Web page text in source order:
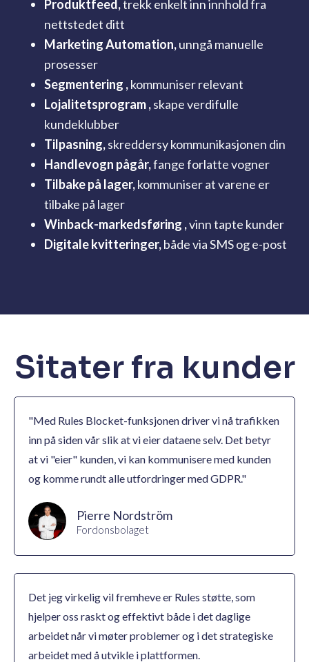
Produktfeed,trekk enkelt inn innhold fra
nettstedet ditt
Marketing Automation,unngå manuelle
prosesser
Segmentering ,kommuniser relevant
Lojalitetsprogram,skape verdifulle
kundeklubber
Tilpasning,skreddersy kommunikasjonen din
Handlevogn pågår,fange forlatte vogner
Tilbake på lager,kommuniser at varene er
tilbake på lager
Winback-markedsføring ,vinn tapte kunder
Digitale kvitteringer,både via SMS og e-post
Sitater fra kunder
"Med Rules Blocket-funksjonen driver vi nå trafikken
inn på siden vår slik at vi eier dataene selv. Det betyr
at vi "eier" kunden, vi kan kommunisere med kunden
og komme rundt alle utfordringer med GDPR."
Pierre Nordström
Fordonsbolaget
Det jeg virkelig vil fremheve er Rules støtte, som
hjelper oss raskt og effektivt både i det daglige
arbeidet når vi møter problemer og i det strategiske
arbeidet med å utvikle i plattformen.